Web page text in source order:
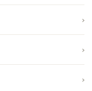
›
›
›